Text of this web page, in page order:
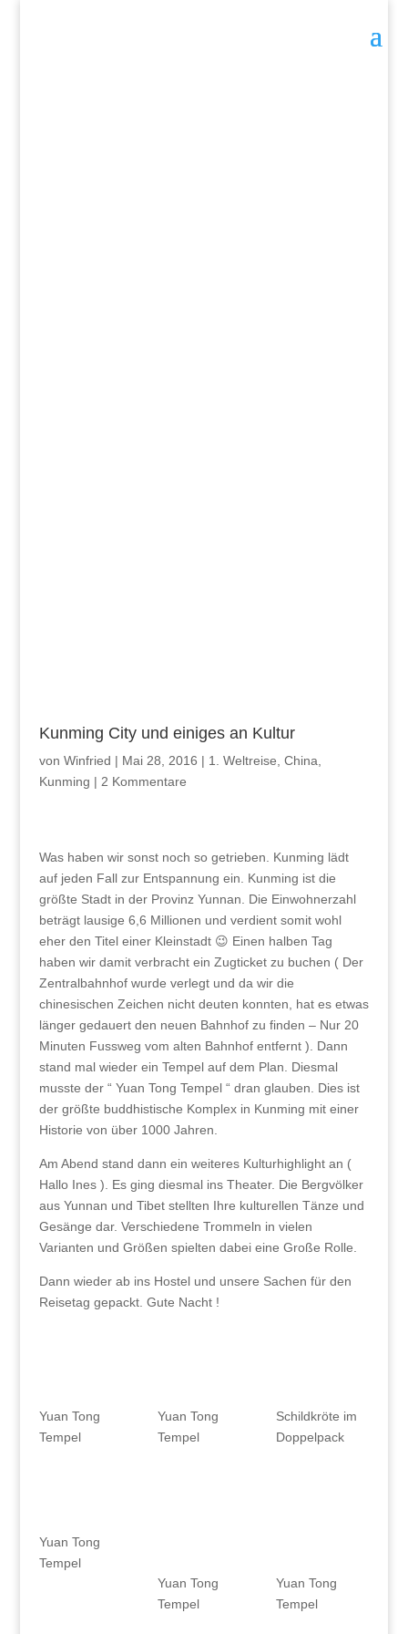
Kunming City und einiges an Kultur
von Winfried | Mai 28, 2016 | 1. Weltreise China
Kunming | 2 Kommentare
Was haben wir sonst noch so getrieben. Kunming lädt
auf jeden Fall zur Entspannung ein. Kunming ist die
größte Stadt in der Provinz Yunnan. Die Einwohnerzahl
beträgt lausige 6,6 Millionen und verdient somit wohl
eher den Titel einer Kleinstadt 😉 Einen halben Tag
haben wir damit verbracht ein Zugticket zu buchen ( Der
Zentralbahnhof wurde verlegt und da wir die
chinesischen Zeichen nicht deuten konnten, hat es etwas
länger gedauert den neuen Bahnhof zu finden – Nur 20
Minuten Fussweg vom alten Bahnhof entfernt ). Dann
stand mal wieder ein Tempel auf dem Plan. Diesmal
musste der “ Yuan Tong Tempel “ dran glauben. Dies ist
der größte buddhistische Komplex in Kunming mit einer
Historie von über 1000 Jahren.
Am Abend stand dann ein weiteres Kulturhighlight an (
Hallo Ines ). Es ging diesmal ins Theater. Die Bergvölker
aus Yunnan und Tibet stellten Ihre kulturellen Tänze und
Gesänge dar. Verschiedene Trommeln in vielen
Varianten und Größen spielten dabei eine Große Rolle.
Dann wieder ab ins Hostel und unsere Sachen für den
Reisetag gepackt. Gute Nacht !
Yuan Tong
Tempel
Yuan Tong
Tempel
Schildkröte im
Doppelpack
Yuan Tong
Tempel
Yuan Tong
Tempel
Yuan Tong
Tempel